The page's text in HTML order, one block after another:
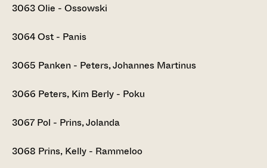
3063Olie - Ossowski
3064Ost - Panis
3065 Panken - Peters, Johannes Martinus
3066 Peters, Kim Berly - Poku
3067 Pol - Prins, Jolanda
3068 Prins, Kelly - Rammeloo